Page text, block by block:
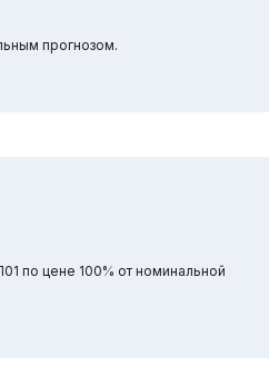
прогнозом.
по цене 100% от номинальной